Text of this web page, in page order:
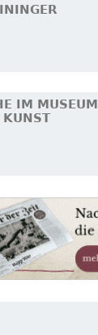
IM MUSEUM
KUNST